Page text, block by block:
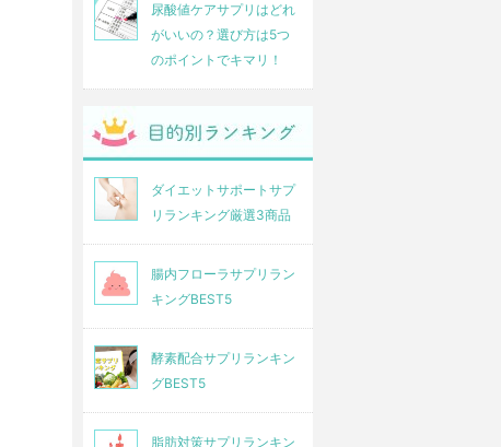
尿酸値ケアサプリはどれ
がいいの？選び方は5つ
のポイントでキマリ！
ダイエットサポートサプ
リランキング厳選3商品
腸内フローラサプリラン
キングBEST5
酵素配合サプリランキン
グBEST5
脂肪対策サプリランキン